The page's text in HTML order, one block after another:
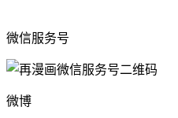
微信服务号
微博